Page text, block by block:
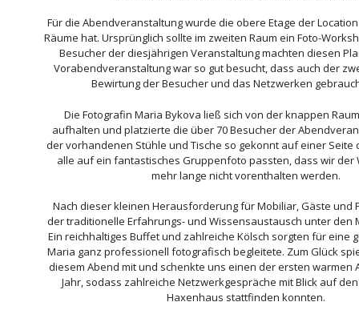
Für die Abendveranstaltung wurde die obere Etage der
Räume hat. Ursprünglich sollte im zweiten Raum ein Foto-
Besucher der diesjährigen Veranstaltung machten diesen
Vorabendveranstaltung war so gut besucht, dass auch der
Bewirtung der Besucher und das Netzwerken
Die Fotografin Maria Bykova ließ sich von der knappen
aufhalten und platzierte die über 70 Besucher der
der vorhandenen Stühle und Tische so gekonnt auf einer Seite
alle auf ein fantastisches Gruppenfoto passten, dass wir der
mehr lange nicht vorenthalten werden.
Nach dieser kleinen Herausforderung für Mobiliar, Gäste und
der traditionelle Erfahrungs- und Wissensaustausch unter den
Ein reichhaltiges Buffet und zahlreiche Kölsch sorgten für eine
Maria ganz professionell fotografisch begleitete. Zum Glück
diesem Abend mit und schenkte uns einen der ersten warmen
Jahr, sodass zahlreiche Netzwerkgespräche mit Blick auf
Haxenhaus stattfinden konnten.